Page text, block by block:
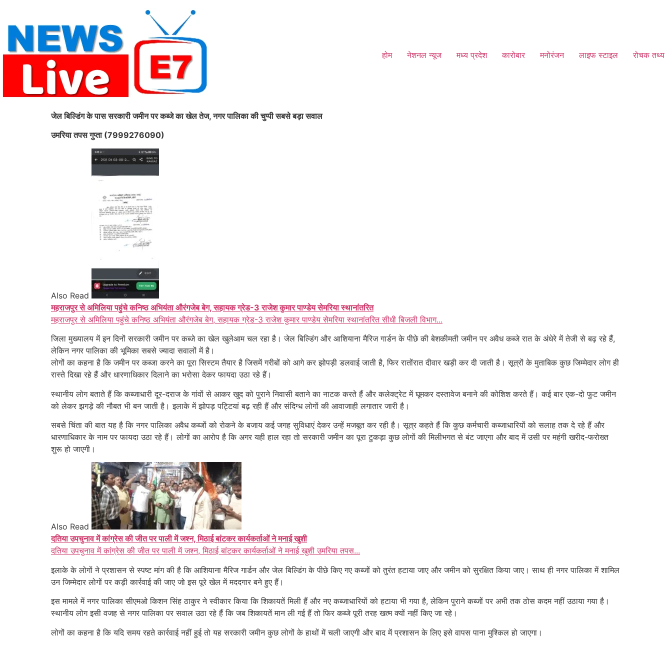
content
होम नेशनल न्यूज मध्य प्रदेश कारोबार मनोरंजन लाइफ स्टाइल रोचक तथ्य
जेल बिल्डिंग के पास सरकारी जमीन पर कब्जे का खेल तेज, नगर पालिका की चुप्पी सबसे बड़ा सवाल
उमरिया तपस गुप्ता (7999276090)
Also Read
महराजपुर से अमिलिया पहुंचे कनिष्ठ अभियंता औरंगजेब बेग, सहायक ग्रेड-3 राजेश कुमार पाण्डेय सेमरिया स्थानांतरित
महराजपुर से अमिलिया पहुंचे कनिष्ठ अभियंता औरंगजेब बेग, सहायक ग्रेड-3 राजेश कुमार पाण्डेय सेमरिया स्थानांतरित सीधी बिजली विभाग...
जिला मुख्यालय में इन दिनों सरकारी जमीन पर कब्जे का खेल खुलेआम चल रहा है। जेल बिल्डिंग और आशियाना मैरिज गार्डन के पीछे की बेशकीमती जमीन पर अवैध कब्जे रात के अंधेरे में तेजी से बढ़ रहे हैं,
लेकिन नगर पालिका की भूमिका सबसे ज्यादा सवालों में है।
लोगों का कहना है कि जमीन पर कब्जा करने का पूरा सिस्टम तैयार है जिसमें गरीबों को आगे कर झोपड़ी डलवाई जाती है, फिर रातोंरात दीवार खड़ी कर दी जाती है। सूत्रों के मुताबिक कुछ जिम्मेदार लोग ही
रास्ते दिखा रहे हैं और धारणाधिकार दिलाने का भरोसा देकर फायदा उठा रहे हैं।
स्थानीय लोग बताते हैं कि कब्जाधारी दूर-दराज के गांवों से आकर खुद को पुराने निवासी बताने का नाटक करते हैं और कलेक्ट्रेट में घूमकर दस्तावेज बनाने की कोशिश करते हैं। कई बार एक-दो फुट जमीन
को लेकर झगड़े की नौबत भी बन जाती है। इलाके में झोपड़ पट्टियां बढ़ रही हैं और संदिग्ध लोगों की आवाजाही लगातार जारी है।
सबसे चिंता की बात यह है कि नगर पालिका अवैध कब्जों को रोकने के बजाय कई जगह सुविधाएं देकर उन्हें मजबूत कर रही है। सूत्र कहते हैं कि कुछ कर्मचारी कब्जाधारियों को सलाह तक दे रहे हैं और
धारणाधिकार के नाम पर फायदा उठा रहे हैं। लोगों का आरोप है कि अगर यही हाल रहा तो सरकारी जमीन का पूरा टुकड़ा कुछ लोगों की मिलीभगत से बंट जाएगा और बाद में उसी पर महंगी खरीद-फरोख्त
शुरू हो जाएगी।
Also Read
दतिया उपचुनाव में कांग्रेस की जीत पर पाली में जश्न, मिठाई बांटकर कार्यकर्ताओं ने मनाई खुशी
दतिया उपचुनाव में कांग्रेस की जीत पर पाली में जश्न, मिठाई बांटकर कार्यकर्ताओं ने मनाई खुशी उमरिया तपस...
इलाके के लोगों ने प्रशासन से स्पष्ट मांग की है कि आशियाना मैरिज गार्डन और जेल बिल्डिंग के पीछे किए गए कब्जों को तुरंत हटाया जाए और जमीन को सुरक्षित किया जाए। साथ ही नगर पालिका में शामिल
उन जिम्मेदार लोगों पर कड़ी कार्रवाई की जाए जो इस पूरे खेल में मददगार बने हुए हैं।
इस मामले में नगर पालिका सीएमओ किशन सिंह ठाकुर ने स्वीकार किया कि शिकायतें मिली हैं और नए कब्जाधारियों को हटाया भी गया है, लेकिन पुराने कब्जों पर अभी तक ठोस कदम नहीं उठाया गया है।
स्थानीय लोग इसी वजह से नगर पालिका पर सवाल उठा रहे हैं कि जब शिकायतें मान ली गई हैं तो फिर कब्जे पूरी तरह खत्म क्यों नहीं किए जा रहे।
लोगों का कहना है कि यदि समय रहते कार्रवाई नहीं हुई तो यह सरकारी जमीन कुछ लोगों के हाथों में चली जाएगी और बाद में प्रशासन के लिए इसे वापस पाना मुश्किल हो जाएगा।